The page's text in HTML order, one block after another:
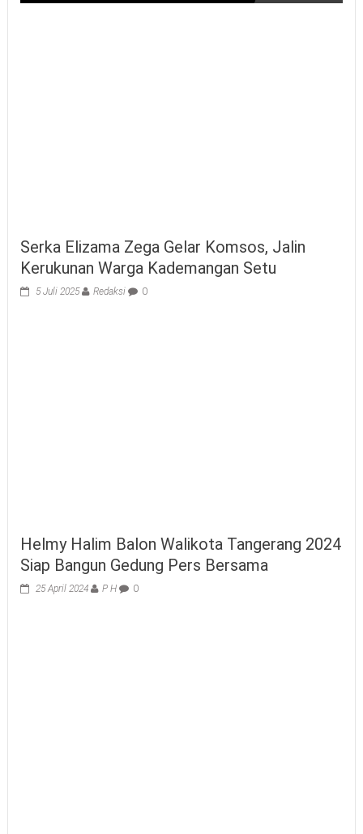
Serka Elizama Zega Gelar Komsos, Jalin
Kerukunan Warga Kademangan Setu
5 Juli 2025 Redaksi 0
Helmy Halim Balon Walikota Tangerang 2024
Siap Bangun Gedung Pers Bersama
25 April 2024 P H 0